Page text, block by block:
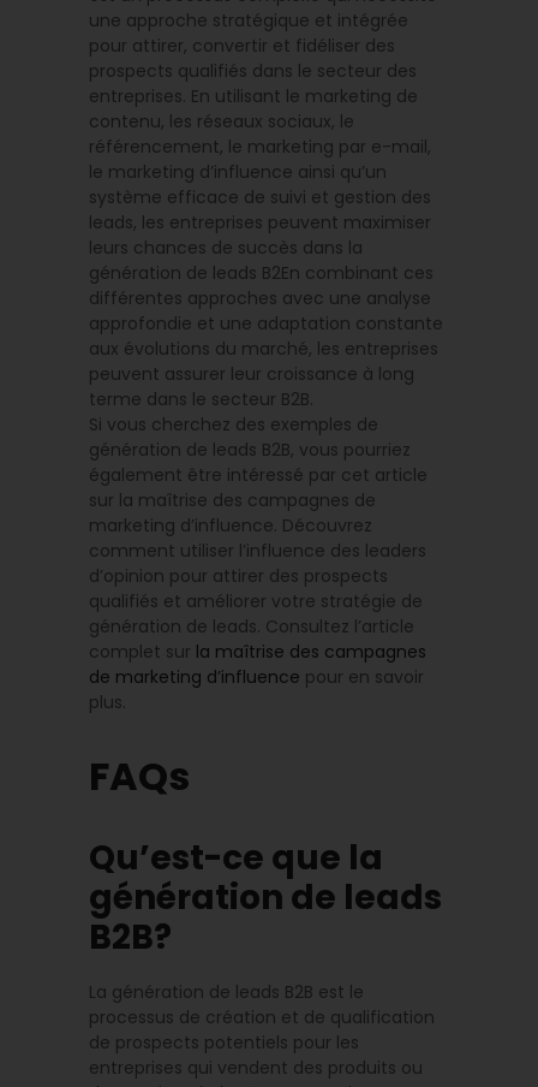
une approche stratégique et intégrée
pour attirer, convertir et fidéliser des
prospects qualifiés dans le secteur des
entreprises. En utilisant le marketing de
contenu, les réseaux sociaux, le
référencement, le marketing par e-mail,
le marketing d’influence ainsi qu’un
système efficace de suivi et gestion des
leads, les entreprises peuvent maximiser
leurs chances de succès dans la
génération de leads B2En combinant ces
différentes approches avec une analyse
approfondie et une adaptation constante
aux évolutions du marché, les entreprises
peuvent assurer leur croissance à long
terme dans le secteur B2B.
Si vous cherchez des exemples de
génération de leads B2B, vous pourriez
également être intéressé par cet article
sur la maîtrise des campagnes de
marketing d’influence. Découvrez
comment utiliser l’influence des leaders
d’opinion pour attirer des prospects
qualifiés et améliorer votre stratégie de
génération de leads. Consultez l’article
complet sur la maîtrise des campagnes
de marketing d’influence pour en savoir
plus.
FAQs
Qu’est-ce que la
génération de leads
B2B?
La génération de leads B2B est le
processus de création et de qualification
de prospects potentiels pour les
entreprises qui vendent des produits ou